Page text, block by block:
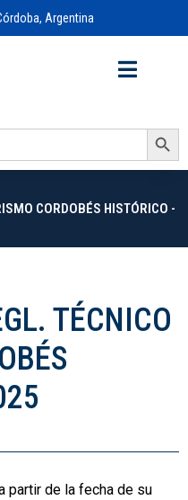
Argentina
Search Button
CORDOBÉS HISTÓRICO -
TÉCNICO
partir de la fecha de su